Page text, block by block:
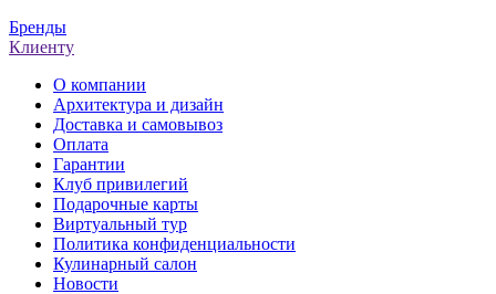
Бренды
Клиенту
О компании
Архитектура и дизайн
Доставка и самовывоз
Оплата
Гарантии
Клуб привилегий
Подарочные карты
Виртуальный тур
Политика конфиденциальности
Кулинарный салон
Новости